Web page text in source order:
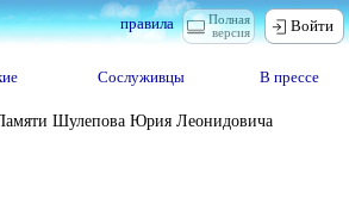
Полная
версия
правила Войти
Сослуживцы В прессе
Шулепова Юрия Леонидовича